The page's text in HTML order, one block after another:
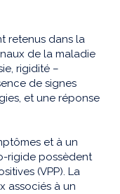
retenus dans la
de la maladie
rigidité –
de signes
et une réponse
et à un
rigide possèdent
(VPP). La
associés à un